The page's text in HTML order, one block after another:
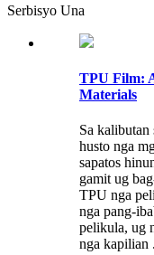
Serbisyo Una
TPU Film:
Materials
Sa kalibutan
husto nga
sapatos
gamit ug
TPU nga
nga pang-
pelikula, ug
nga kapilian